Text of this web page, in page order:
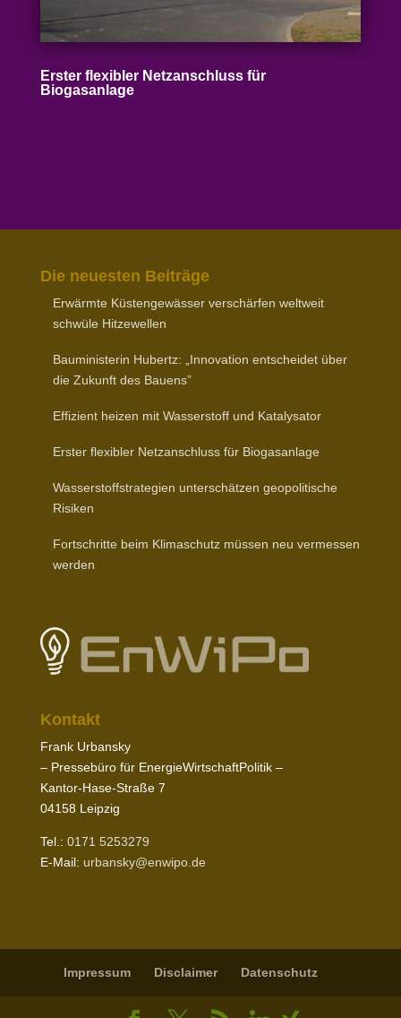
Erster flexibler Netz­an­schluss für
Biogasanlage
Die neuesten Beiträge
Erwärmte Küsten­ge­wässer verschärfen weltweit
schwüle Hitzewellen
Baumi­nis­terin Hubertz: „Inno­vation entscheidet über
die Zukunft des Bauens”
Effizient heizen mit Wasser­stoff und Katalysator
Erster flexibler Netz­an­schluss für Biogasanlage
Wasser­stoff­stra­tegien unter­schätzen geopo­li­tische
Risiken
Fort­schritte beim Klima­schutz müssen neu vermessen
werden
Kontakt
Frank Urbansky
– Pres­sebüro für EnergieWirtschaftPolitik –
Kantor-​Hase-​Straße 7
04158Leipzig
Tel.: 0171 5253279
E‑Mail: urbansky@​enwipo.​de
Impressum Disclaimer Daten­schutz